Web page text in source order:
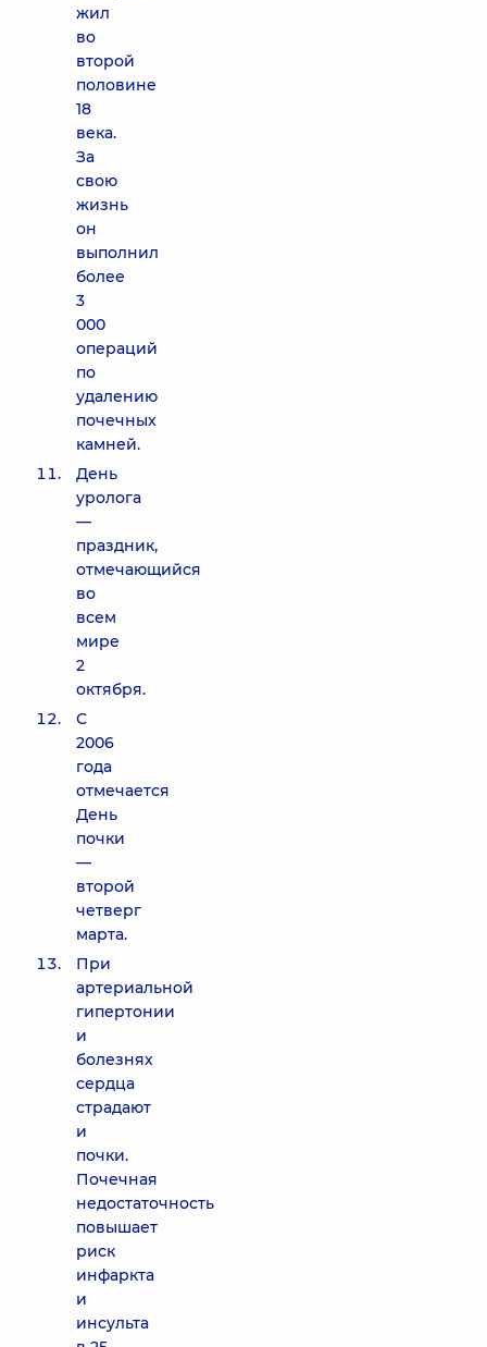
жил
во
второй
половине
18
века.
За
свою
жизнь
он
выполнил
более
3
000
операций
по
удалению
почечных
камней.
День
уролога
—
праздник,
отмечающийся
во
всем
мире
2
октября.
С
2006
года
отмечается
День
почки
—
второй
четверг
марта.
При
артериальной
гипертонии
и
болезнях
сердца
страдают
и
почки.
Почечная
недостаточность
повышает
риск
инфаркта
и
инсульта